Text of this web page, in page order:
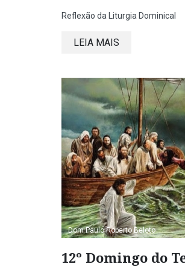
Reflexão da Liturgia Dominical
LEIA MAIS
Dom Paulo Roberto Beloto
12º Domingo do